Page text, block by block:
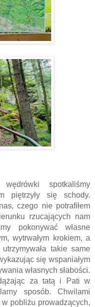
piętrzyły się schody.
czego nie potrafiłem
rzucających nam
pokonywać własne
wytrwałym krokiem, a
takie same
się wspaniałym
własnych słabości.
za tatą i Pati w
sposób. Chwilami
pobliżu prowadzących,